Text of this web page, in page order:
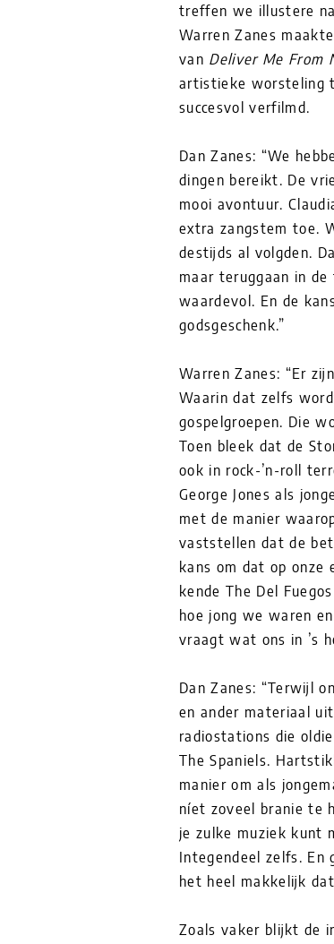
treffen we illustere
Warren Zanes
van Deliver Me From
artistieke worsteling
succesvol verfilmd.
Dan Zanes: “We
dingen bereikt. De
mooi avontuur.
extra zangstem toe.
destijds al volgden.
maar teruggaan in
waardevol. En de
godsgeschenk.”
Warren Zanes: “Er
Waarin dat zelfs
gospelgroepen. Die
Toen bleek dat de
ook in rock-’n-roll
George Jones als
met de manier
vaststellen dat de
kans om dat op onze
kende The Del
hoe jong we waren
vraagt wat ons in ’s
Dan Zanes: “Terwijl
en ander materiaal
radiostations die
The Spaniels.
manier om als
níet zoveel branie te
je zulke muziek kunt
Integendeel zelfs. En
het heel makkelijk
Zoals vaker blijkt de